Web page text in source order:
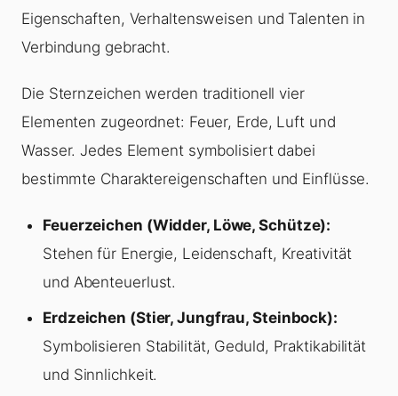
Eigenschaften, Verhaltensweisen und Talenten in
Verbindung gebracht.
Die Sternzeichen werden traditionell vier
Elementen zugeordnet: Feuer, Erde, Luft und
Wasser. Jedes Element symbolisiert dabei
bestimmte Charaktereigenschaften und Einflüsse.
Feuerzeichen (Widder, Löwe, Schütze):
Stehen für Energie, Leidenschaft, Kreativität
und Abenteuerlust.
Erdzeichen (Stier, Jungfrau, Steinbock):
Symbolisieren Stabilität, Geduld, Praktikabilität
und Sinnlichkeit.